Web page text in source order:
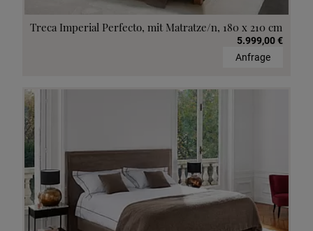
Treca Imperial Perfecto, mit Matratze/n, 180 x 210 cm
5.999,00 €
Anfrage